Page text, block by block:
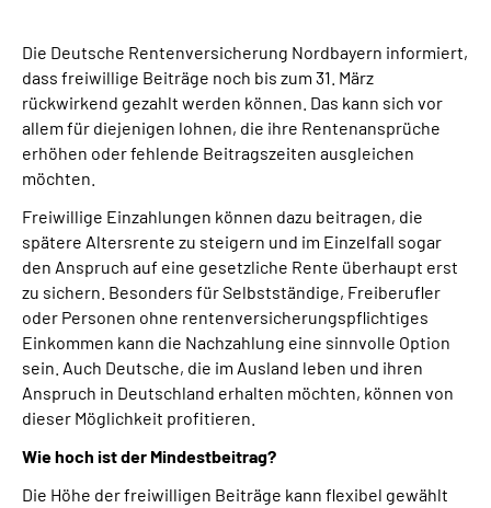
Inhalte in Gebärdensprache (DGS)
Leichte Sprache
Suche
Mein Kundenportal
Die Deutsche Rentenversicherung Nordbayern informiert,
dass freiwillige Beiträge noch bis zum 31. März
rückwirkend gezahlt werden können. Das kann sich vor
allem für diejenigen lohnen, die ihre Rentenansprüche
erhöhen oder fehlende Beitragszeiten ausgleichen
möchten.
Freiwillige Einzahlungen können dazu beitragen, die
spätere Altersrente zu steigern und im Einzelfall sogar
den Anspruch auf eine gesetzliche Rente überhaupt erst
zu sichern. Besonders für Selbstständige, Freiberufler
oder Personen ohne rentenversicherungspflichtiges
Einkommen kann die Nachzahlung eine sinnvolle Option
sein. Auch Deutsche, die im Ausland leben und ihren
Anspruch in Deutschland erhalten möchten, können von
dieser Möglichkeit profitieren.
Wie hoch ist der Mindestbeitrag?
Die Höhe der freiwilligen Beiträge kann flexibel gewählt